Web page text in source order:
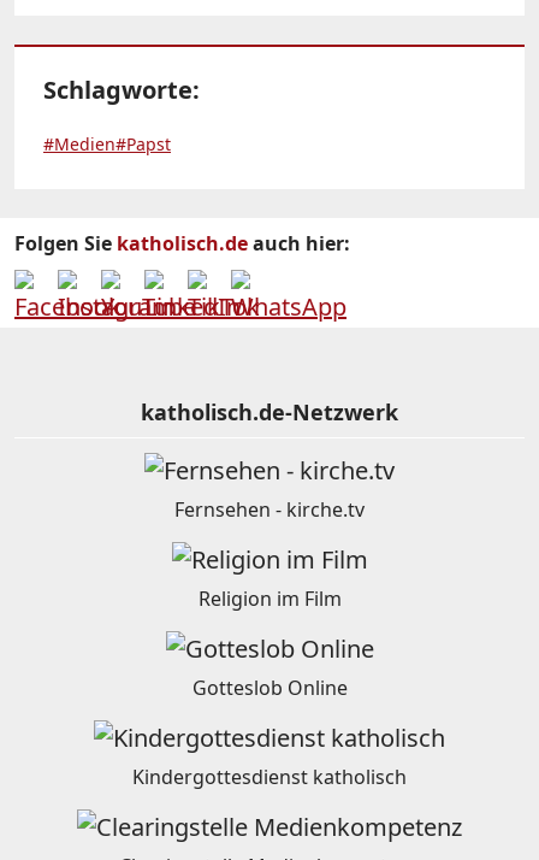
Schlagworte:
#Medien#Papst
Folgen Sie katholisch.deauch hier:
katholisch.de-Netzwerk
Fernsehen - kirche.tv
Religion im Film
Gotteslob Online
Kindergottesdienst katholisch